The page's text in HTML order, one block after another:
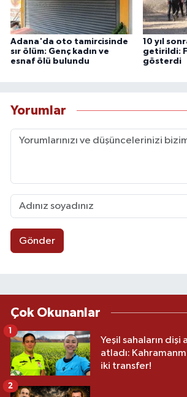
Adana'da oto tamircisinde
sır ölüm: Genç kadın ve
esnaf ölü bulundu
10 yıl
getirildi:
gösterdi
Yorumlar
Gönder
Çok Okunanlar
Yeşil sahaların dişi
atladı:
iki transfer!
1
2